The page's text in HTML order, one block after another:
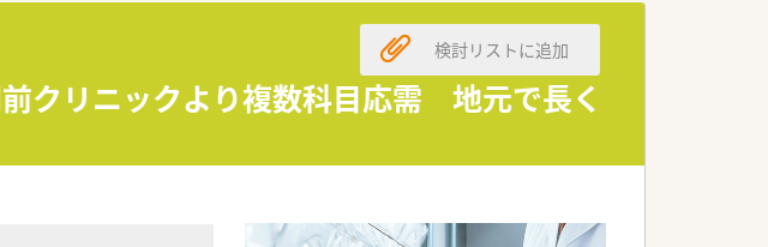
クリニックより複数科目応需 地元で長く
検討リストに追加